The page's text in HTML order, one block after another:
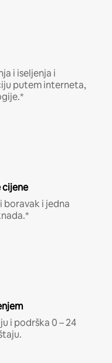
i iseljenja i
putem interneta,
cijene
boravak i jedna
i podrška 0 – 24